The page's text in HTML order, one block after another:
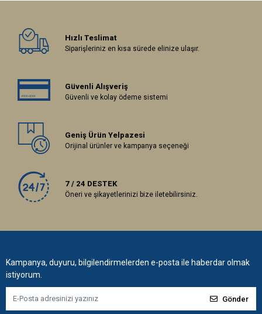
Hızlı Teslimat
Siparişleriniz en kısa sürede elinize ulaşır.
Güvenli Alışveriş
Güvenli ve kolay ödeme sistemi
Geniş Ürün Yelpazesi
Orijinal ürünler ve kampanya seçeneği
7 / 24 DESTEK
Öneri ve şikayetlerinizi bize iletebilirsiniz.
Kampanya, duyuru, bilgilendirmelerden e-posta ile haberdar olmak
istiyorum.
Gönder